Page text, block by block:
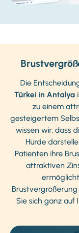
Die
Türkei in Antalya
zu einem
gesteigertem
wissen wir, dass
Hürde
Patienten ihre
attraktiven
Sie sich ganz auf